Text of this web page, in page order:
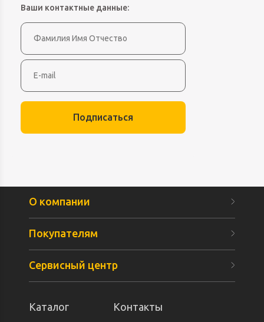
Ваши контактные данные:
Подписаться
О компании
Покупателям
Сервисный центр
Каталог
Контакты